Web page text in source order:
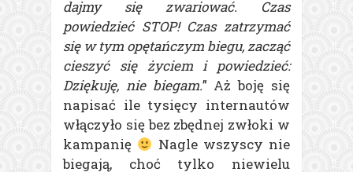
dajmy się zwariować. Czas
powiedzieć STOP! Czas zatrzymać
się w tym opętańczym biegu, zacząć
cieszyć się życiem i powiedzieć:
Dziękuję, nie biegam.” Aż boję się
napisać ile tysięcy internautów
włączyło się bez zbędnej zwłoki w
kampanię
Nagle wszyscy nie
biegają, choć tylko niewielu